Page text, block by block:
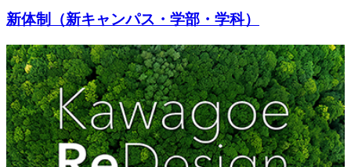
新体制（新キャンパス・学部・学科）